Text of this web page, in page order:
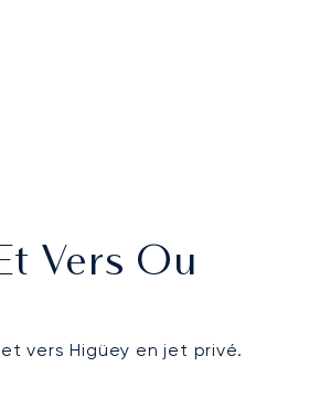
Vers Ou
vers Higüey en jet privé.